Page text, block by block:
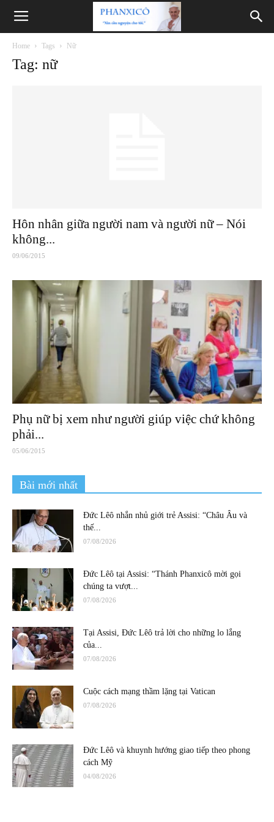
Phanxicô
Home Tags Nữ
Tag: nữ
Hôn nhân giữa người nam và người nữ – Nói
không...
09/06/2015
Phụ nữ bị xem như người giúp việc chứ không
phải...
05/06/2015
Bài mới nhất
Đức Lêô nhắn nhủ giới trẻ Assisi: “Châu Âu và
thế...
07/08/2026
Đức Lêô tại Assisi: “Thánh Phanxicô mời gọi
chúng ta vượt...
07/08/2026
Tại Assisi, Đức Lêô trả lời cho những lo lắng
của...
07/08/2026
Cuộc cách mạng thầm lặng tại Vatican
07/08/2026
Đức Lêô và khuynh hướng giao tiếp theo phong
cách Mỹ
04/08/2026